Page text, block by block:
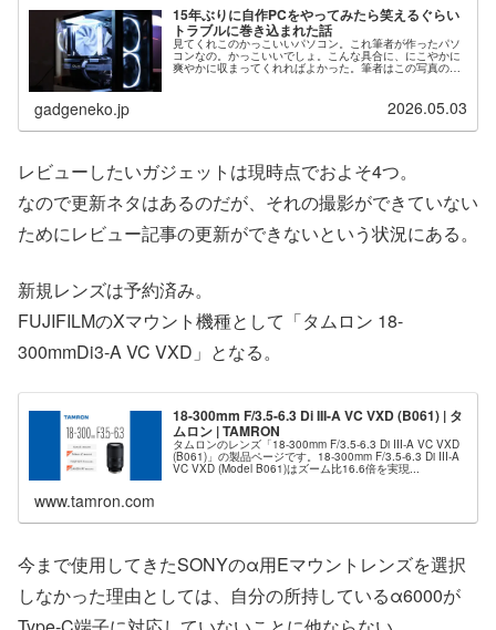
15年ぶりに自作PCをやってみたら笑えるぐらい
トラブルに巻き込まれた話
見てくれこのかっこいいパソコン。これ筆者が作ったパソ
コンなの。かっこいいでしょ。こんな具合に、にこやかに
爽やかに収まってくれればよかった。筆者はこの写真の撮
gadgeneko.jp 2026.05.03
レビューしたいガジェットは現時点でおよそ4つ。
なので更新ネタはあるのだが、それの撮影ができていない
ためにレビュー記事の更新ができないという状況にある。
新規レンズは予約済み。
FUJIFILMのXマウント機種として「タムロン 18-
300mmDi3-A VC VXD」となる。
18-300mm F/3.5-6.3 Di III-A VC VXD (B061) | タ
ムロン | TAMRON
タムロンのレンズ「18-300mm F/3.5-6.3 Di III-A VC VXD
(B061)」の製品ページです。18-300mm F/3.5-6.3 Di III-A
VC VXD (Model B061)はズーム比16.6倍を実現...
www.tamron.com
今まで使用してきたSONYのα用Eマウントレンズを選択
しなかった理由としては、自分の所持しているα6000が